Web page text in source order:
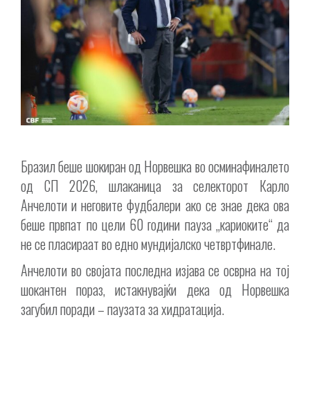
Бразил беше шокиран од Норвешка во осминафиналето
од СП 2026, шлаканица за селекторот Карло
Анчелоти и неговите фудбалери ако се знае дека ова
беше првпат по цели 60 години пауза „кариоките“ да
не се пласираат во едно мундијалско четвртфинале.
Анчелоти во својата последна изјава се осврна на тој
шокантен пораз, истакнувајќи дека од Норвешка
загубил поради – паузата за хидратација.